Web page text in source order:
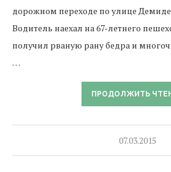
дорожном переходе по улице
Водитель наехал на 67-летнего
получил рваную рану бедра и
…
ПРОДОЛЖИТЬ
07.03.2015